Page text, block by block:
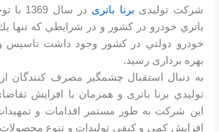
شرکت تولیدی برنا باتری
در
باتري خودرو در كشور و در شرايطي كه تنها يك
بهره برداری رسید.
به دنبال استقبال چشمگير مصرف كنندگان
توليدي برنا باتری و همزمان با افزايش
اين شرکت به طور مستمر اقدامات و
افزايش كمي و كيفي توليدات و تنوع